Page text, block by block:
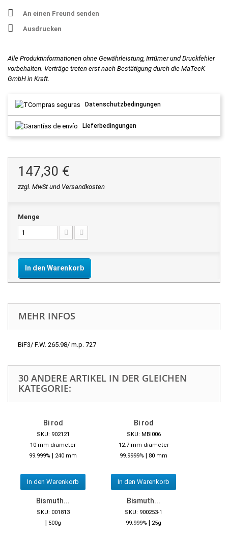
An einen Freund senden
Ausdrucken
Alle Produktinformationen ohne Gewährleistung, Irrtümer und Druckfehler
vorbehalten. Verträge treten erst nach Bestätigung durch die MaTecK
GmbH in Kraft.
Datenschutzbedingungen
Lieferbedingungen
147,30 €
zzgl. MwSt und Versandkosten
Menge
In den Warenkorb
MEHR INFOS
BiF3/ F.W. 265.98/ m.p. 727
30 ANDERE ARTIKEL IN DER GLEICHEN
KATEGORIE:
Bi rod
SKU: 902121
10 mm diameter
99.999% | 240 mm
In den Warenkorb
Bi rod
SKU: MBI006
12.7 mm diameter
99.9999% | 80 mm
In den Warenkorb
Bismuth...
SKU: 001813
| 500g
Bismuth...
SKU: 900253-1
99.999% | 25g